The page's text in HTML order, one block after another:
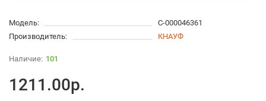
Модель:
С-000046361
Производитель:
КНАУФ
101
1211.00р.